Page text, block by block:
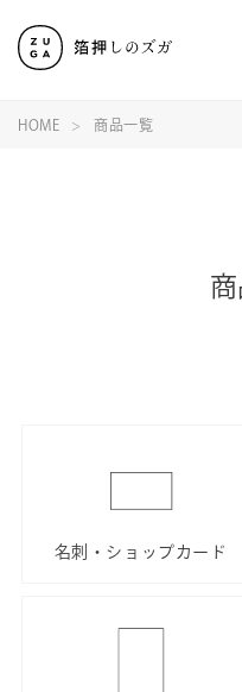
HOME 商品一覧
名刺・ショップカード